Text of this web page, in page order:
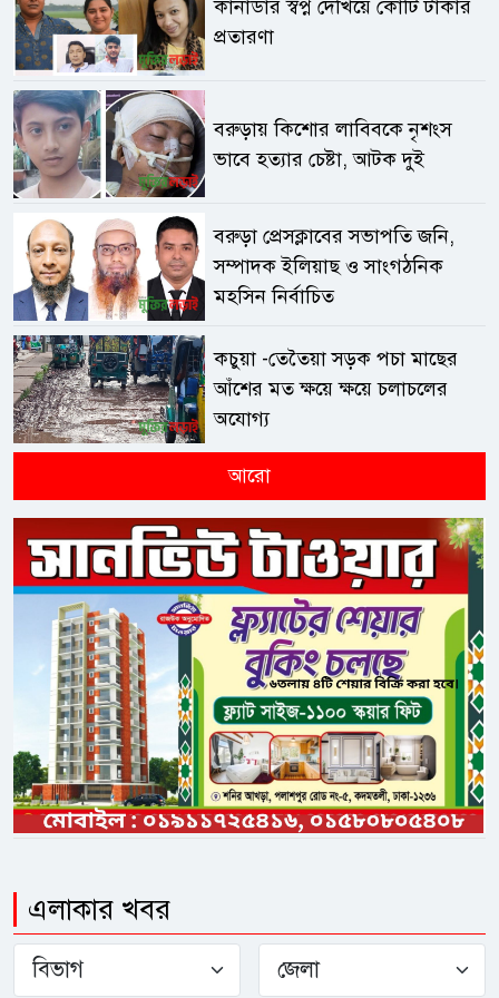
কানাডার স্বপ্ন দেখিয়ে কোটি টাকার
প্রতারণা
বরুড়ায় কিশোর লাবিবকে নৃশংস
ভাবে হত্যার চেষ্টা, আটক দুই
বরুড়া প্রেসক্লাবের সভাপতি জনি,
সম্পাদক ইলিয়াছ ও সাংগঠনিক
মহসিন নির্বাচিত
কচুয়া -তেতৈয়া সড়ক পচা মাছের
আঁশের মত ক্ষয়ে ক্ষয়ে চলাচলের
অযোগ্য
আরো
এলাকার খবর